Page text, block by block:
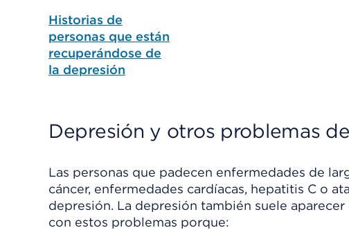
Historias de
personas que están
recuperándose de
la depresión
Depresión y otros problemas
Las personas que padecen enfermedades de
cáncer, enfermedades cardíacas, hepatitis C o
depresión. La depresión también suele
con estos problemas porque: